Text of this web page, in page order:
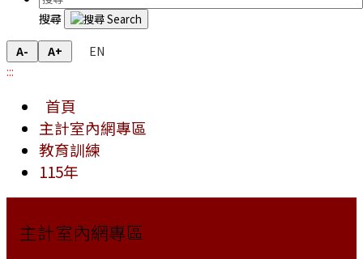
搜尋
A- A+
EN
:::
首頁
主計室內網專區
教育訓練
115年
主計室內網專區